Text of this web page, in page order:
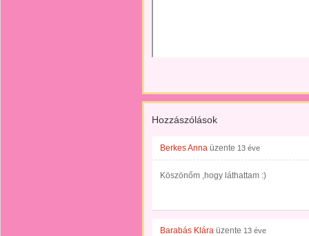
Hozzászólások
Berkes Anna üzente 13 éve
Köszönőm ,hogy láthattam :)
Barabás Klára üzente 13 éve